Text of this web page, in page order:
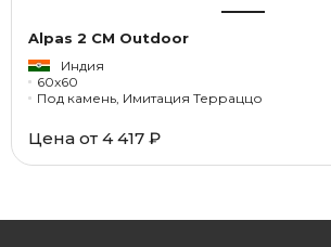
Alpas 2 CM Outdoor
Индия
60x60
Под камень, Имитация Терраццо
Цена от 4 417 ₽